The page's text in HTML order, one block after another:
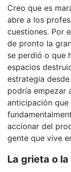
Creo que es
abre a los
cuestiones. Por
de pronto la
se perdió o que
espacios
estrategia
podría empezar
anticipación que
accionar del
gente que vive
La grieta o